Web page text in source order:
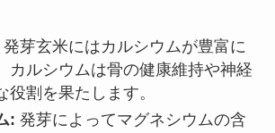
発芽玄米にはカルシウムが豊富に
カルシウムは骨の健康維持や神経
役割を果たします。
: 発芽によってマグネシウムの含